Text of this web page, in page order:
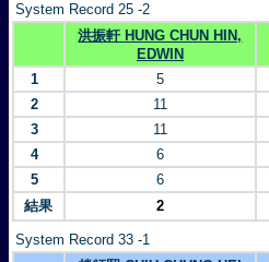
System Record 25 -2
洪振軒 HUNG CHUN HIN,
EDWIN
1 5
2
11
3
11
4
6
5
6
結果
2
System Record 33 -1